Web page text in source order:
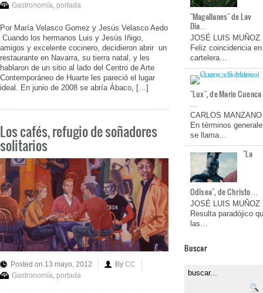
Gastronomía, portada
Por María Velasco Gomez y Jesús Velasco Aedo
Cuando los hermanos Luis y Jesús Iñigo,
amigos y excelente cocinero, decidieron abrir un
restaurante en Navarra, su tierra natal, y les
hablaron de un sitio al lado del Centro de Arte
Contemporáneo de Huarte les pareció el lugar
ideal. En junio de 2008 se abría Ábaco, […]
Los cafés, refugio de soñadores
solitarios
Posted on 13 mayo, 2012 By CC
Gastronomía, portada
"Magallanes" de Lav
Dia…
JOSÉ LUIS MUÑOZ
Feliz coincidencia en
cartelera…
"Lux", de Mario Cuenca
…
CARLOS MANZANO
En términos
se llama…
"La
Odisea", de Christo…
JOSÉ LUIS MUÑOZ
Resulta paradójico
las…
Buscar